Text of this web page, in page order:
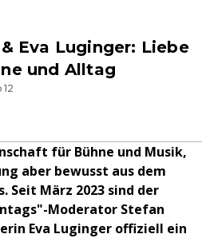
Eva Luginger: Liebe
und Alltag
12
für Bühne und Musik,
aber bewusst aus dem
Seit März 2023 sind der
Moderator Stefan
Eva Luginger offiziell ein